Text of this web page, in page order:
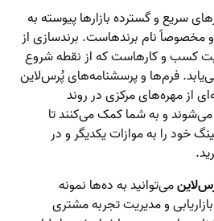
سریع و گسترده بازارها پیوسته به
و مخصوصاً نام برندهاست. برندسازی از
کسب و کارهاست که از نقطه شروع
فرم‌ها و پرسشنامه‌های پُرس‌لاین
از مهره‌های مرکزی در روند
و به شما کمک می‌کنند تا
خود را به موازات یکدیگر و در
می‌توانید به ده‌ها نمونه
و مدیریت تجربه مشتری